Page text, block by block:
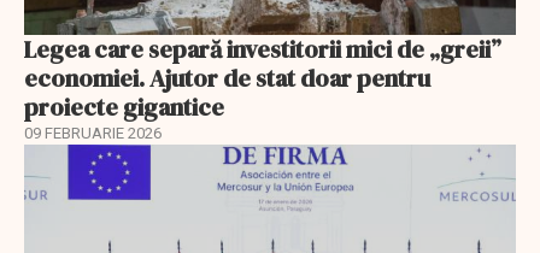
Legea care separă investitorii mici de „greii”
economiei. Ajutor de stat doar pentru
proiecte gigantice
09 FEBRUARIE 2026